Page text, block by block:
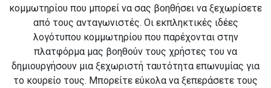
κομμωτηρίου που μπορεί να σας βοηθήσει να ξεχωρίσετε
από τους ανταγωνιστές. Οι εκπληκτικές ιδέες
λογότυπου κομμωτηρίου που παρέχονται στην
πλατφόρμα μας βοηθούν τους χρήστες του να
δημιουργήσουν μια ξεχωριστή ταυτότητα επωνυμίας για
το κουρείο τους. Μπορείτε εύκολα να ξεπεράσετε τους